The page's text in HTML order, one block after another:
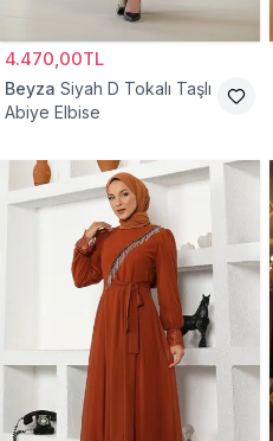
4.470,00TL
Beyza Siyah D Tokalı Taşlı
Abiye Elbise